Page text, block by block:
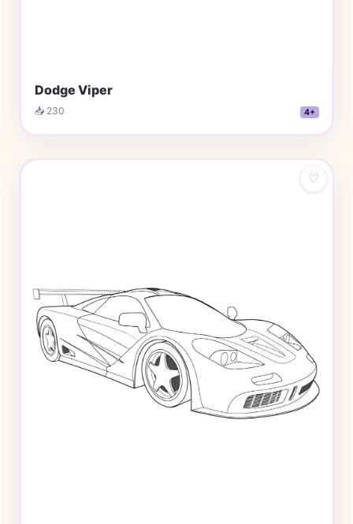
Dodge Viper
📥 230 4+
♡